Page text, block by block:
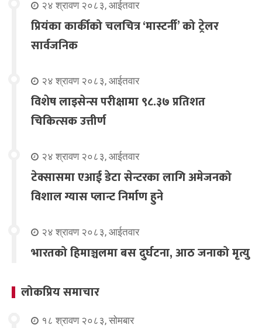
२४ श्रावण २०८३, आईतवार
प्रियंका कार्कीको चलचित्र ‘मास्टर्नी’ को ट्रेलर
सार्वजनिक
२४ श्रावण २०८३, आईतवार
विशेष लाइसेन्स परीक्षामा ९८.३७ प्रतिशत
चिकित्सक उत्तीर्ण
२४ श्रावण २०८३, आईतवार
टेक्सासमा एआई डेटा सेन्टरका लागि अमेजनको
विशाल ग्यास प्लान्ट निर्माण हुने
२४ श्रावण २०८३, आईतवार
भारतको हिमाञ्चलमा बस दुर्घटना, आठ जनाको मृत्यु
लोकप्रिय समाचार
१८ श्रावण २०८३, सोमबार